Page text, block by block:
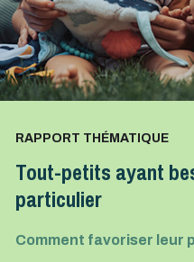
RAPPORT THÉMATIQUE
Tout-petits ayant
particulier
Comment favoriser leur